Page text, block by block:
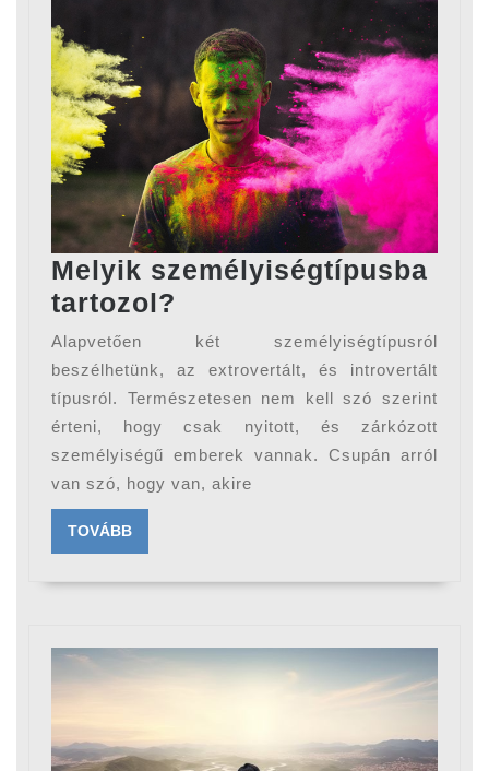
Melyik személyiségtípusba
tartozol?
személyiségtípusba
tartozol?
Alapvetően két személyiségtípusról
beszélhetünk, az extrovertált, és introvertált
típusról. Természetesen nem kell szó szerint
érteni, hogy csak nyitott, és zárkózott
személyiségű emberek vannak. Csupán arról
van szó, hogy van, akire
TOVÁBBTOVÁBB